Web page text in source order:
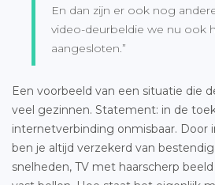
En dan zijn er ook nog
video-deurbeldie we nu ook
aangesloten.”
Een voorbeeld van een situatie die
veel gezinnen. Statement: in de
internetverbinding onmisbaar. Door
ben je altijd verzekerd van
snelheden, TV met haarscherp